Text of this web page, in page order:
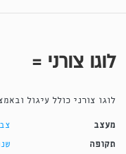
לוגו צורני =
לוגו צורני כולל עיגול
מעצב
תקופה